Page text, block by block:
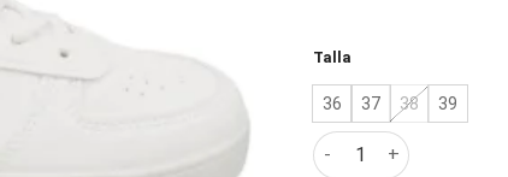
Talla
36 37 38 39
Zapatilla New Walk
Alternative: